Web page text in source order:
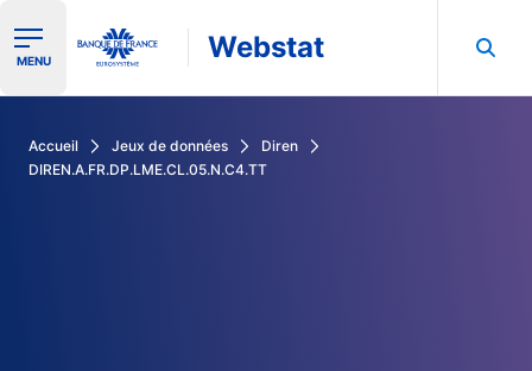
Ouvrir le menu de navigation
MENU Webstat
Accueil Jeux de données
Diren
DIREN.A.FR.DP.LME.CL.05.N.C4.TT